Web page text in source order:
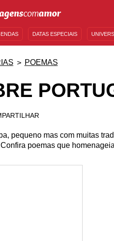
DATAS ESPECIAIS
POEMAS
pequeno mas com muitas
poemas que